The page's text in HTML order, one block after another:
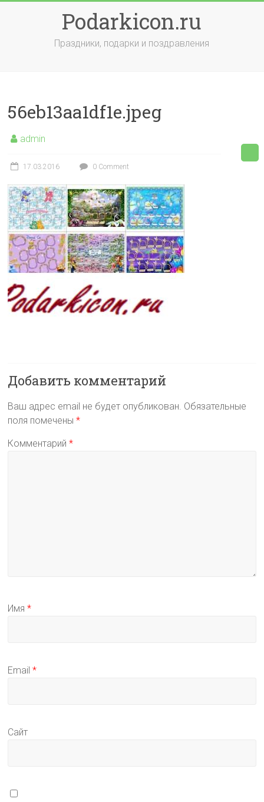
Podarkicon.ru
Праздники, подарки и поздравления
56eb13aa1df1e.jpeg
admin
17.03.2016 0 Comment
Добавить комментарий
Ваш адрес email не будет опубликован. Обязательные
поля помечены*
Комментарий*
Имя*
Email*
Сайт